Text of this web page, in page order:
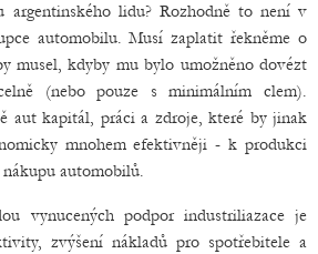
argentinského lidu? Rozhodně to není v
automobilu. Musí zaplatit řekněme o
musel, kdyby mu bylo umožněno dovézt
(nebo pouze s minimálním clem).
aut kapitál, práci a zdroje, které by jinak
mnohem efektivněji - k produkci
automobilů.
vynucených podpor industriliazace je
zvýšení nákladů pro spotřebitele a